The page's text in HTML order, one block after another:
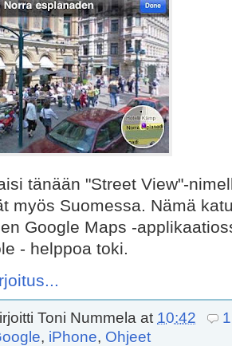
tänään "Street View"-
myös Suomessa. Nämä
Google Maps -
- helppoa toki.
Toni Nummela at 10:42
, iPhone, Ohjeet